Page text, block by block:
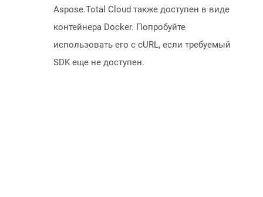
Aspose.Total Cloud также доступен в виде
контейнера Docker. Попробуйте
использовать его с cURL, если требуемый
SDK еще не доступен.